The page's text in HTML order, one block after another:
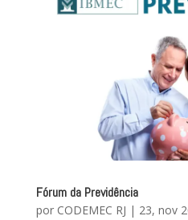
Fórum da Previdência
por CODEMEC RJ | 23, nov